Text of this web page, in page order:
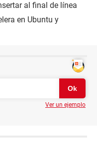
al final de línea
en Ubuntu y
Ver un ejemplo